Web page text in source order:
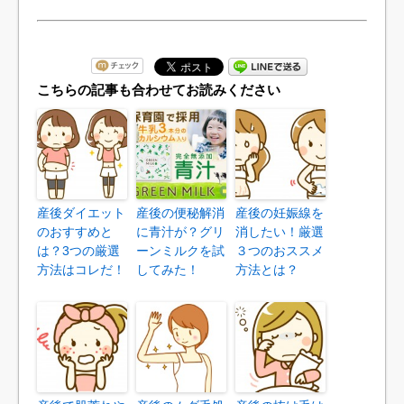
こちらの記事も合わせてお読みください
産後ダイエット
のおすすめと
は？3つの厳選
方法はコレだ！
産後の便秘解消
に青汁が？グリ
ーンミルクを試
してみた！
産後の妊娠線を
消したい！厳選
３つのおススメ
方法とは？